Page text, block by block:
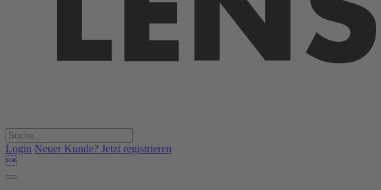
Login Neuer Kunde? Jetzt registrieren
